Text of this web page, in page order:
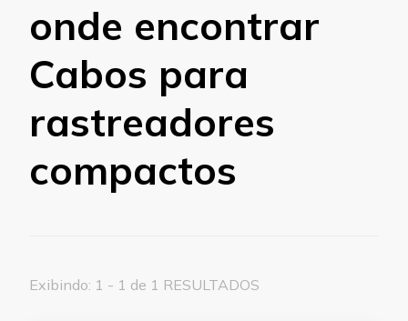
onde encontrar
Cabos para
rastreadores
compactos
Exibindo: 1 - 1 de 1 RESULTADOS